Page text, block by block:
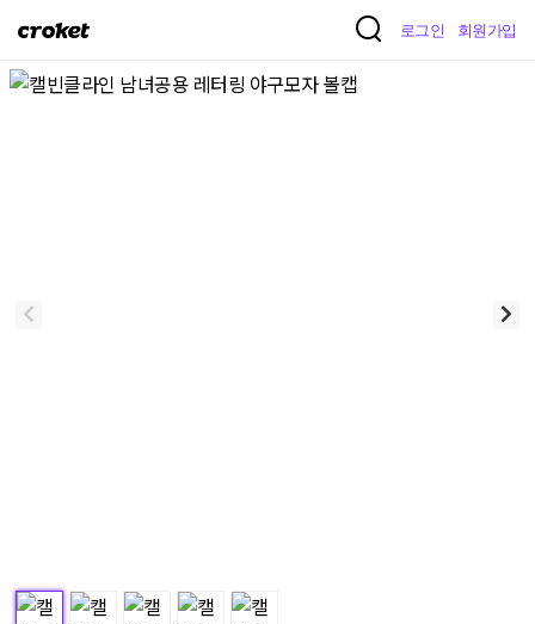
크
켓
로그인 회원가입